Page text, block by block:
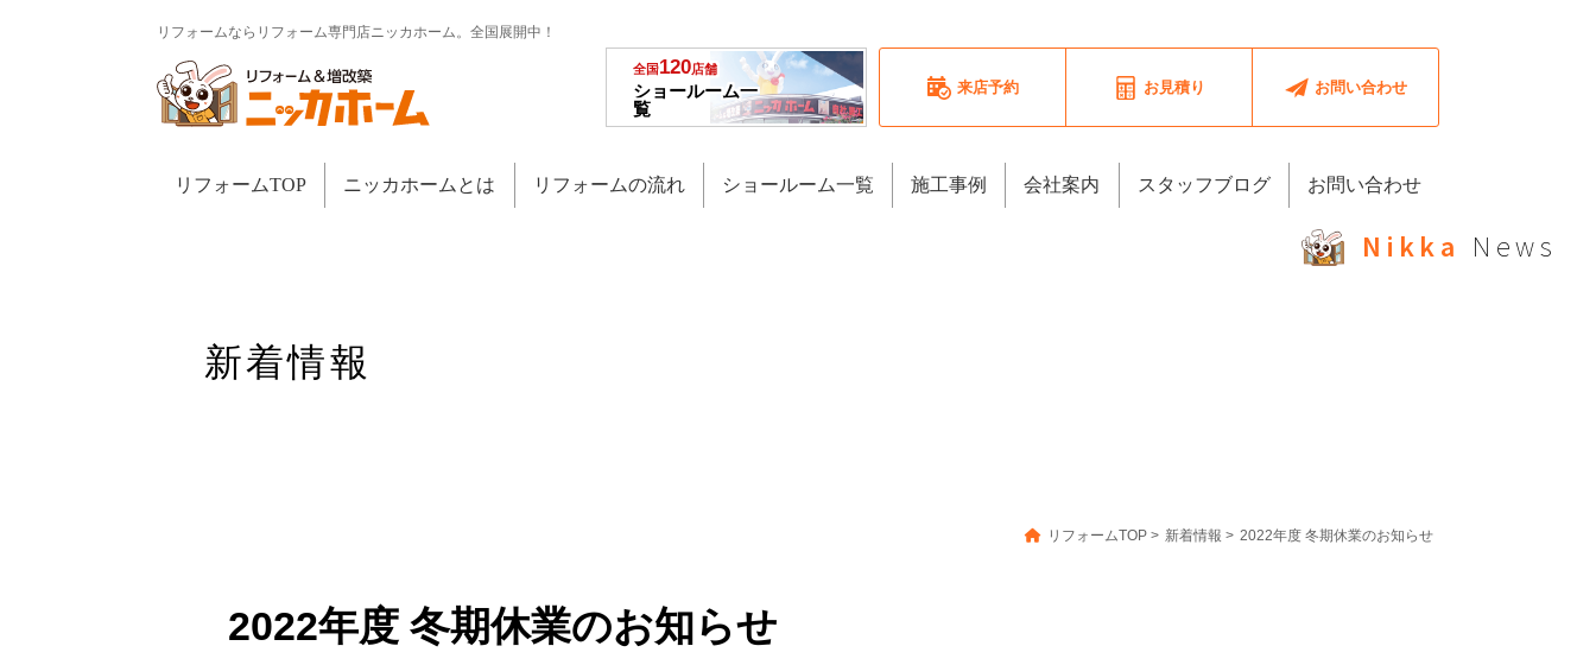
リフォームならリフォーム専門店ニッカホーム。全国展開中！
全国120店舗
ショールーム一
覧
来店予約 お見積り お問い合わせ
リフォームTOP ニッカホームとは リフォームの流れ ショールーム一覧 施工事例 会社案内 スタッフブログ お問い合わせ
Nikka News
新着情報
リフォームTOP > 新着情報 > 2022年度 冬期休業のお知らせ
2022年度 冬期休業のお知らせ